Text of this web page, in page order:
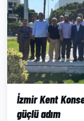
İzmir Kent
güçlü adım